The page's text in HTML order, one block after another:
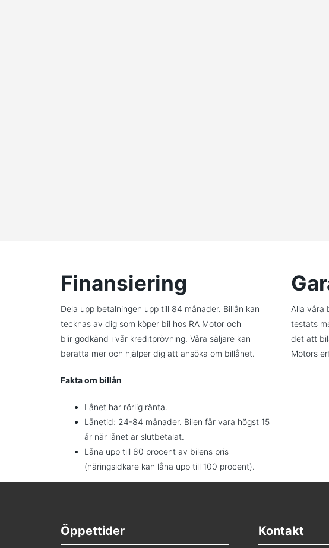
Finansiering
Dela upp betalningen upp till 84 månader. Billån kan
tecknas av dig som köper bil hos RA Motor och
blir godkänd i vår kreditprövning. Våra säljare kan
berätta mer och hjälper dig att ansöka om billånet.
Fakta om billån
Lånet har rörlig ränta.
Lånetid: 24-84 månader. Bilen får vara högst 15
år när lånet är slutbetalat.
Låna upp till 80 procent av bilens pris
(näringsidkare kan låna upp till 100 procent).
Alla våra
testats
det att
Motors
Öppettider Kontakt